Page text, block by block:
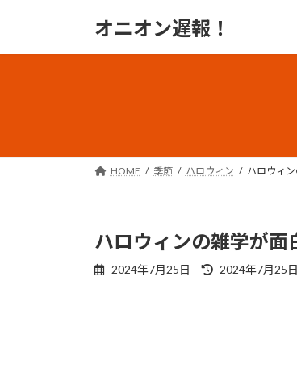
オニオン遅報！
HOME 季節 ハロウィン ハロウィ
ハロウィンの雑学が面
2024年7月25日
最
2024年7月25日